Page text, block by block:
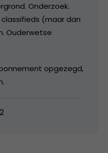
Onderzoek.
(maar dan
Ouderwetse
opgezegd,